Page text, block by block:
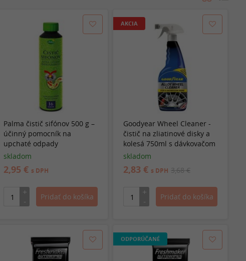
Palma čistič sifónov 500 g –
účinný pomocník na
upchaté odpady
skladom
2,95 € s DPH
AKCIA
Goodyear Wheel Cleaner -
čistič na zliatinové disky a
kolesá 750ml s dávkovačom
skladom
2,83 € s DPH 3,68 €
ODPORÚČANÉ